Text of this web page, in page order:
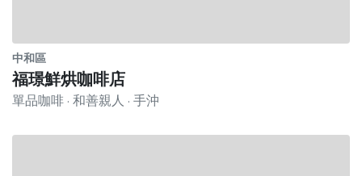
中和區
福璟鮮烘咖啡店
單品咖啡 · 和善親人 · 手沖